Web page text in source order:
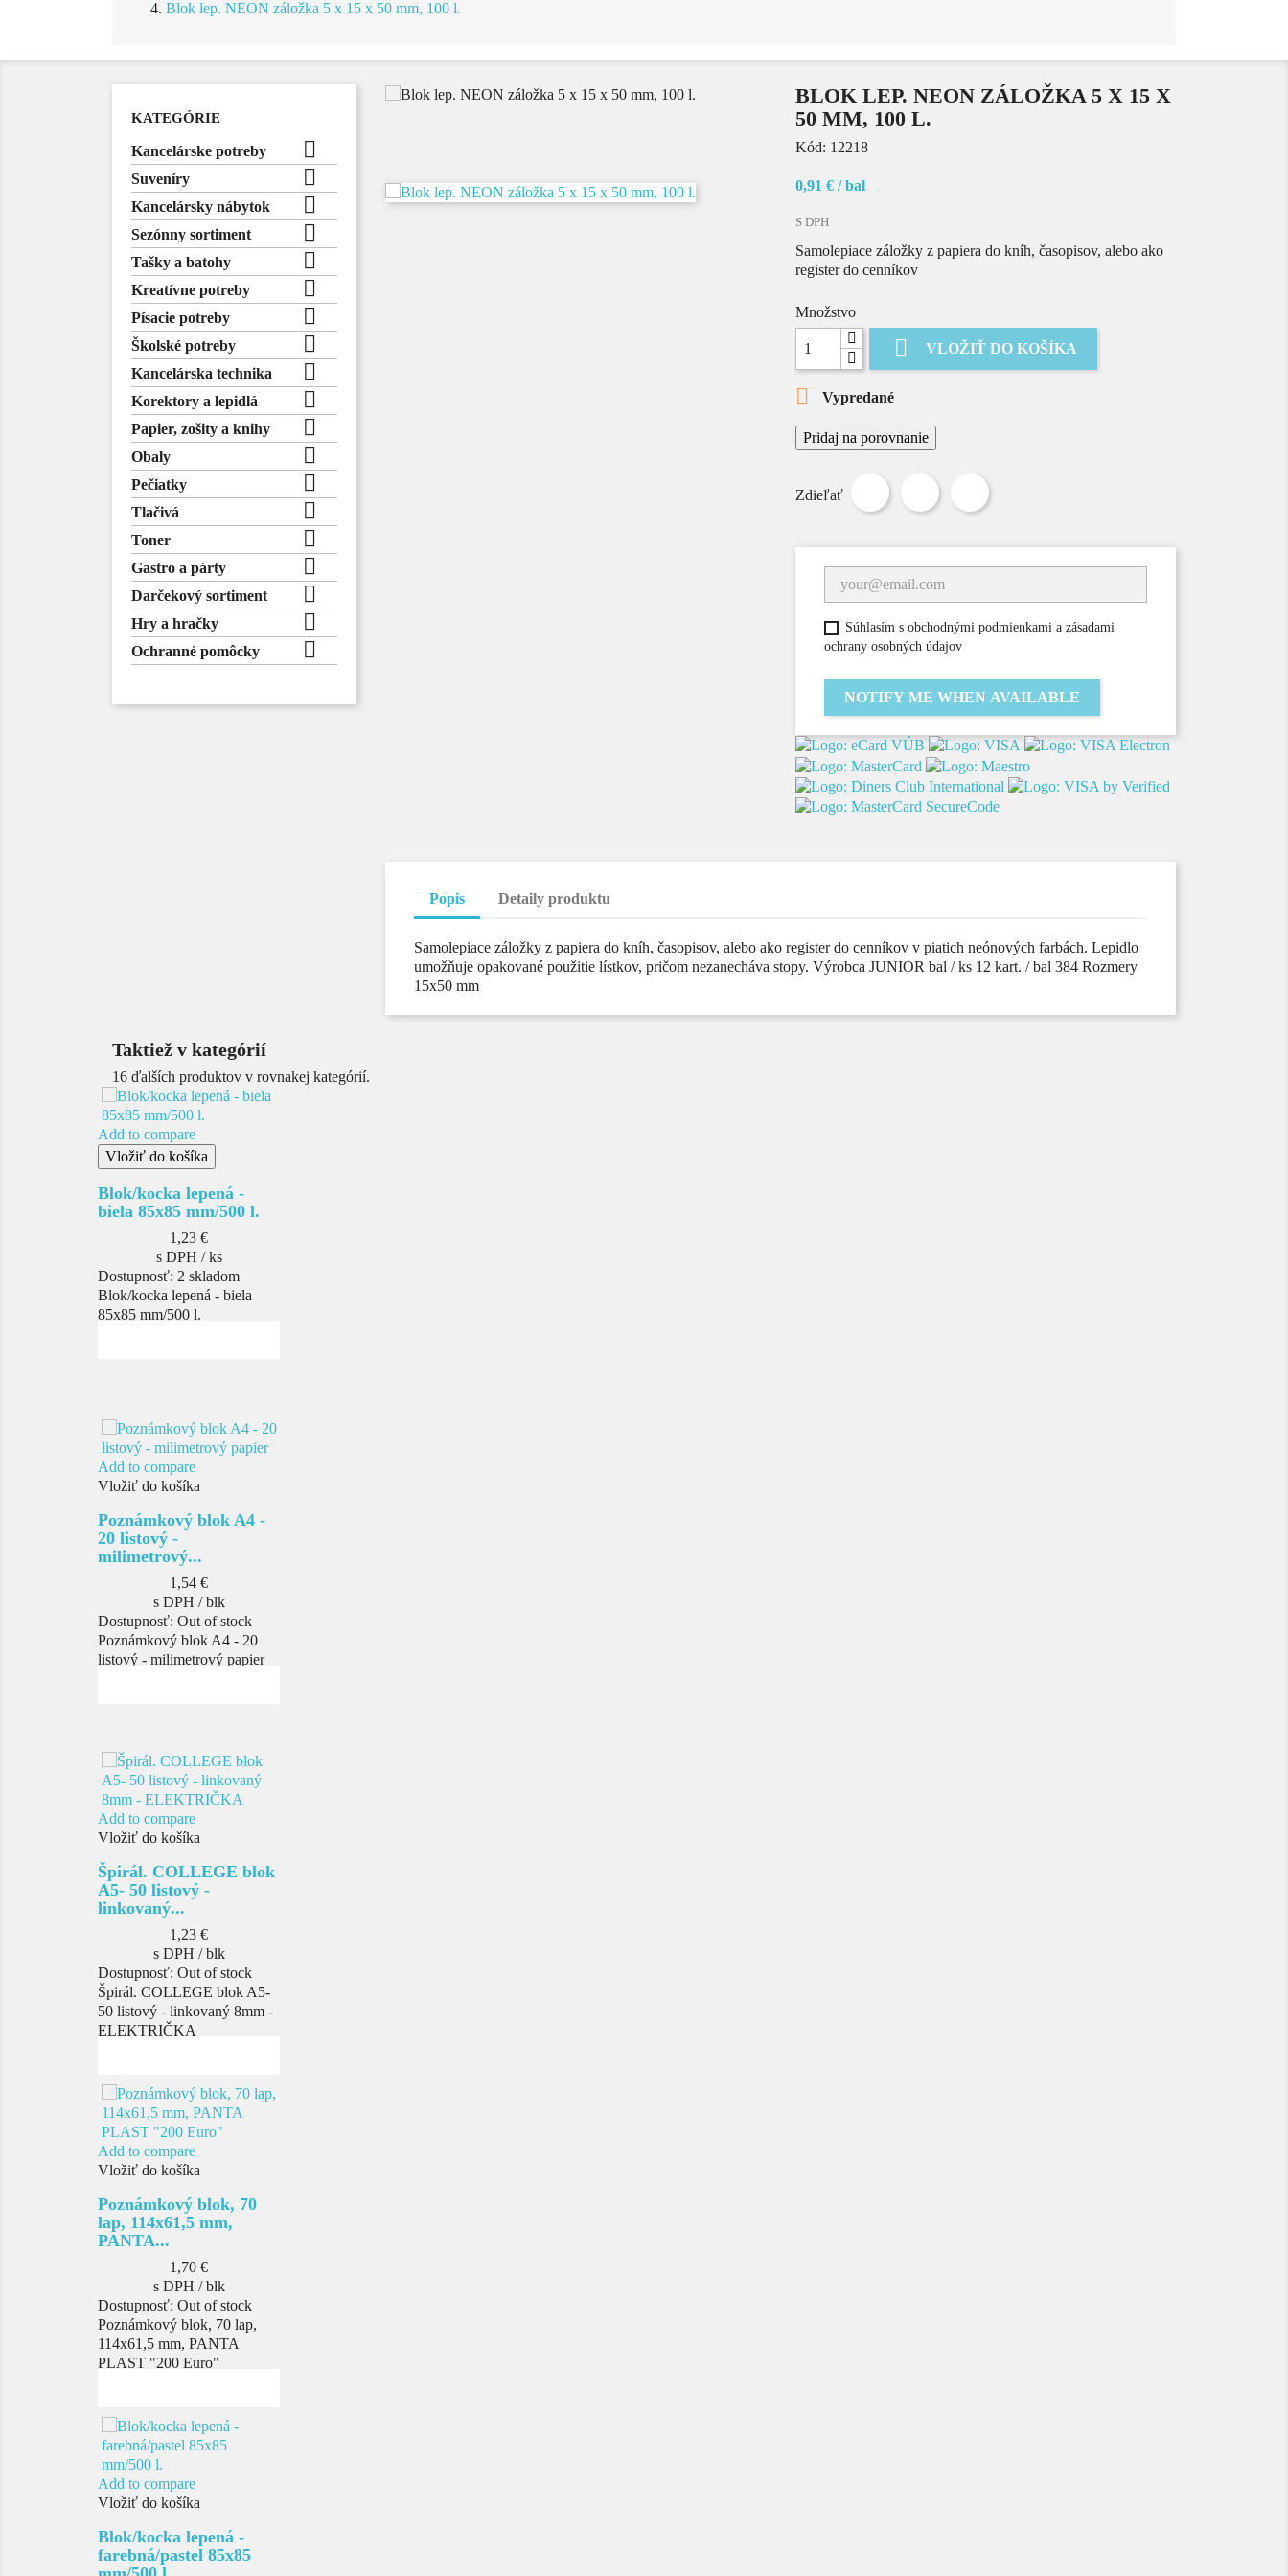
Blok lep. NEON záložka 5 x 15 x 50 mm, 100 l.
KATEGÓRIE
Kancelárske potreby 
Suveníry 
Kancelársky nábytok 
Sezónny sortiment 
Tašky a batohy 
Kreatívne potreby 
Písacie potreby 
Školské potreby 
Kancelárska technika 
Korektory a lepidlá 
Papier, zošity a knihy 
Obaly 
Pečiatky 
Tlačivá 
Toner 
Gastro a párty 
Darčekový sortiment 
Hry a hračky 
Ochranné pomôcky 
BLOK LEP. NEON ZÁLOŽKA 5 X 15 X
50 MM, 100 L.
Kód: 12218
0,91 € / bal
S DPH
Samolepiace záložky z papiera do kníh, časopisov, alebo ako
register do cenníkov
Množstvo
 VLOŽIŤ DO KOŠÍKA
 Vypredané
Pridaj na porovnanie
Zdieľať
ZdieľaťTweetnuťPinterest
Súhlasím s obchodnými podmienkami a zásadami
ochrany osobných údajov
NOTIFY ME WHEN AVAILABLE
Popis Detaily produktu
Samolepiace záložky z papiera do kníh, časopisov, alebo ako register do cenníkov v piatich neónových farbách. Lepidlo
umožňuje opakované použitie lístkov, pričom nezanecháva stopy. Výrobca JUNIOR bal / ks 12 kart. / bal 384 Rozmery
15x50 mm
Taktiež v kategórií
16 ďalších produktov v rovnakej kategórií.
Add to compare
Vložiť do košíka
Blok/kocka lepená -
biela 85x85 mm/500 l.
Cena
1,23 €
s DPH / ks
Dostupnosť: 2 skladom
Blok/kocka lepená - biela
85x85 mm/500 l.
Add to compare
Vložiť do košíka
Poznámkový blok A4 -
20 listový -
milimetrový...
Cena
1,54 €
s DPH / blk
Dostupnosť: Out of stock
Poznámkový blok A4 - 20
listový - milimetrový papier
Add to compare
Vložiť do košíka
Špirál. COLLEGE blok
A5- 50 listový -
linkovaný...
Cena
1,23 €
s DPH / blk
Dostupnosť: Out of stock
Špirál. COLLEGE blok A5-
50 listový - linkovaný 8mm -
ELEKTRIČKA
Add to compare
Vložiť do košíka
Poznámkový blok, 70
lap, 114x61,5 mm,
PANTA...
Cena
1,70 €
s DPH / blk
Dostupnosť: Out of stock
Poznámkový blok, 70 lap,
114x61,5 mm, PANTA
PLAST "200 Euro"
Add to compare
Vložiť do košíka
Blok/kocka lepená -
farebná/pastel 85x85